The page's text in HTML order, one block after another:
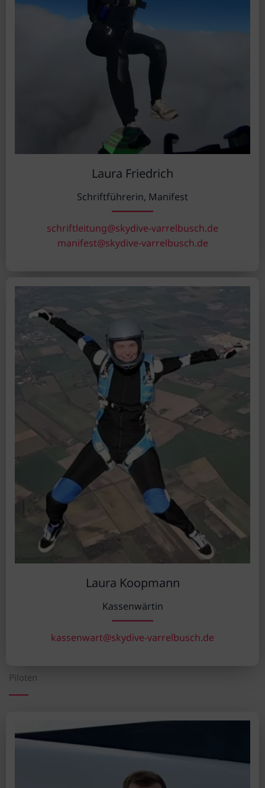
Laura Friedrich
Schriftführerin, Manifest
schriftleitung@skydive-varrelbusch.de
manifest@skydive-varrelbusch.de
Laura Koopmann
Kassenwärtin
kassenwart@skydive-varrelbusch.de
Piloten